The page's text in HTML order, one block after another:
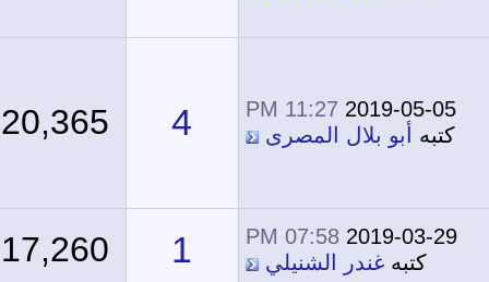
2019-05-05
11:27 PM
كتبهأبو بلال المصرى 4
20,365
2019-03-29
07:58 PM
كتبهغندر الشنيلي 1
17,260